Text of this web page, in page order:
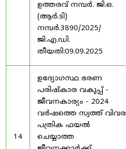
ഉത്തരവ് നമ്പർ. ജി.ഒ.
(ആർ.ടി)
നമ്പർ.3890/2025/
ജി.എ.ഡി.
തീയതി:09.09.2025
14
ഉദ്യോഗസ്ഥ ഭരണ
പരിഷ്കാര വകുപ്പ് -
ജീവനകാര്യം - 2024
വർഷത്തെ സ്വത്ത് വിവര
പത്രിക ഫയൽ
ചെയ്യാത്ത